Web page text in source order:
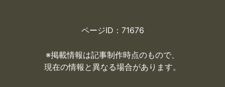
ページID：71676
※掲載情報は記事制作時点のもので、
現在の情報と異なる場合があります。